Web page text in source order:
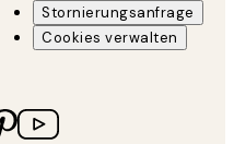
Stornierungsanfrage
Cookies verwalten